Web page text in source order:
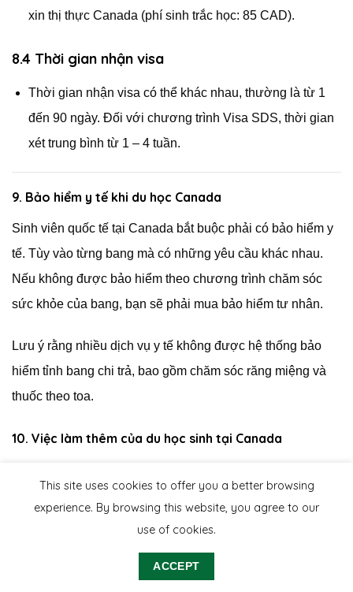
xin thị thực Canada (phí sinh trắc học: 85 CAD).
8.4 Thời gian nhận visa
Thời gian nhận visa có thể khác nhau, thường là từ 1
đến 90 ngày. Đối với chương trình Visa SDS, thời gian
xét trung bình từ 1 – 4 tuần.
9. Bảo hiểm y tế khi du học Canada
Sinh viên quốc tế tại Canada bắt buộc phải có bảo hiểm y
tế. Tùy vào từng bang mà có những yêu cầu khác nhau.
Nếu không được bảo hiểm theo chương trình chăm sóc
sức khỏe của bang, bạn sẽ phải mua bảo hiểm tư nhân.
Lưu ý rằng nhiều dịch vụ y tế không được hệ thống bảo
hiểm tỉnh bang chi trả, bao gồm chăm sóc răng miệng và
thuốc theo toa.
10. Việc làm thêm của du học sinh tại Canada
nhiên, bạn nên cân nhắc giảm giờ làm để duy trì sự cân
Mức lương cho công việc bán thời gian có thể thay đổi, với
This site uses cookies to offer you a better browsing
experience. By browsing this website, you agree to our
use of cookies.
ACCEPT